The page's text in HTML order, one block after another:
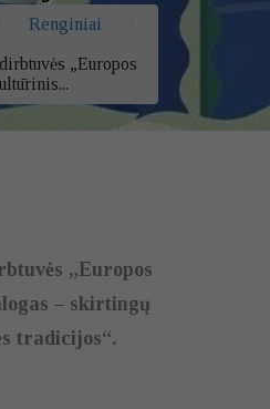
Renginiai
„Europos
„Europos
– skirtingų
tradicijos“.